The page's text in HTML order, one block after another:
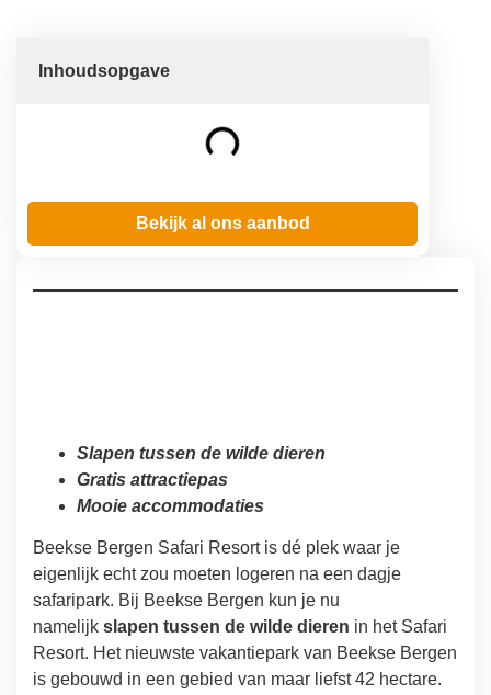
Slapen tussen de wilde dieren
Gratis attractiepas
Mooie accommodaties
Beekse Bergen Safari Resort is dé plek waar je
eigenlijk echt zou moeten logeren na een dagje
safaripark. Bij Beekse Bergen kun je nu
namelijk slapen tussen de wilde dieren in het Safari
Resort. Het nieuwste vakantiepark van Beekse Bergen
is gebouwd in een gebied van maar liefst 42 hectare.
Inhoudsopgave
Bekijk al ons aanbod